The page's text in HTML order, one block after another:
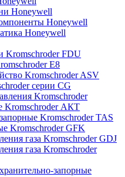
Honeywell
Honeywell
Honeywell
Kromschroder FDU
E8
Kromschroder ASV
серии CG
Kromschroder
Kromschroder АКТ
Kromschroder TAS
Kromschroder GFK
газа Kromschroder GDJ
газа Kromschroder
запорные